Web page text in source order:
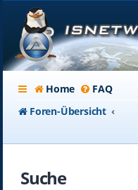
Home FAQ
Foren-Übersicht
Suche